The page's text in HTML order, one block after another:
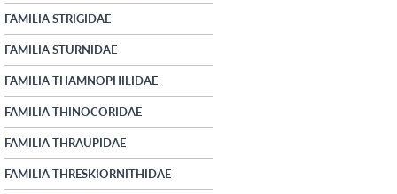
FAMILIA STRIGIDAE
FAMILIA STURNIDAE
FAMILIA THAMNOPHILIDAE
FAMILIA THINOCORIDAE
FAMILIA THRAUPIDAE
FAMILIA THRESKIORNITHIDAE